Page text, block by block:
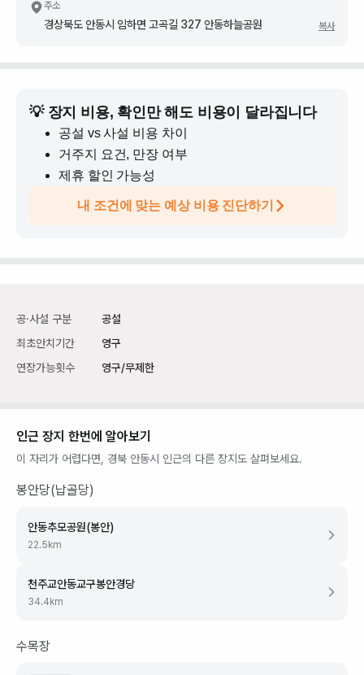
주소
경상북도 안동시 임하면 고곡길 327 안동하늘공원 복사
💡 장지 비용, 확인만 해도 비용이 달라집니다
공설 vs 사설 비용 차이
거주지 요건, 만장 여부
제휴 할인 가능성
내 조건에 맞는 예상 비용 진단하기
공·사설 구분
공설
최초안치기간
영구
연장가능횟수
영구/무제한
인근 장지 한번에 알아보기
이 자리가 어렵다면, 경북 안동시 인근의 다른 장지도 살펴보세요.
봉안당(납골당)
안동추모공원(봉안)
22.5 km
천주교안동교구봉안경당
34.4 km
수목장